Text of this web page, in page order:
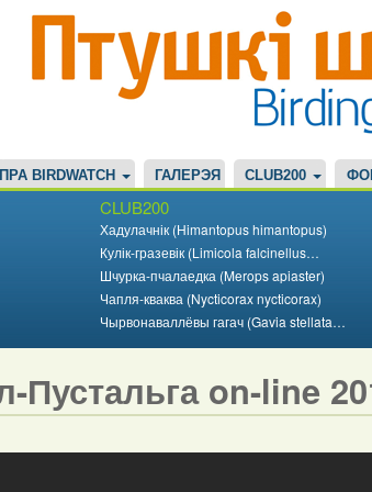
ПРА BIRDWATCH ГАЛЕРЭЯ CLUB200
CLUB200
Хадулачнік (Himantopus himantopus)
Кулік-гразевік (Limicola falcinellus…
Шчурка-пчалаедка (Merops apiaster)
Чапля-кваква (Nycticorax nycticorax)
Чырвонаваллёвы гагач (Gavia stellata…
Пустальга on-line